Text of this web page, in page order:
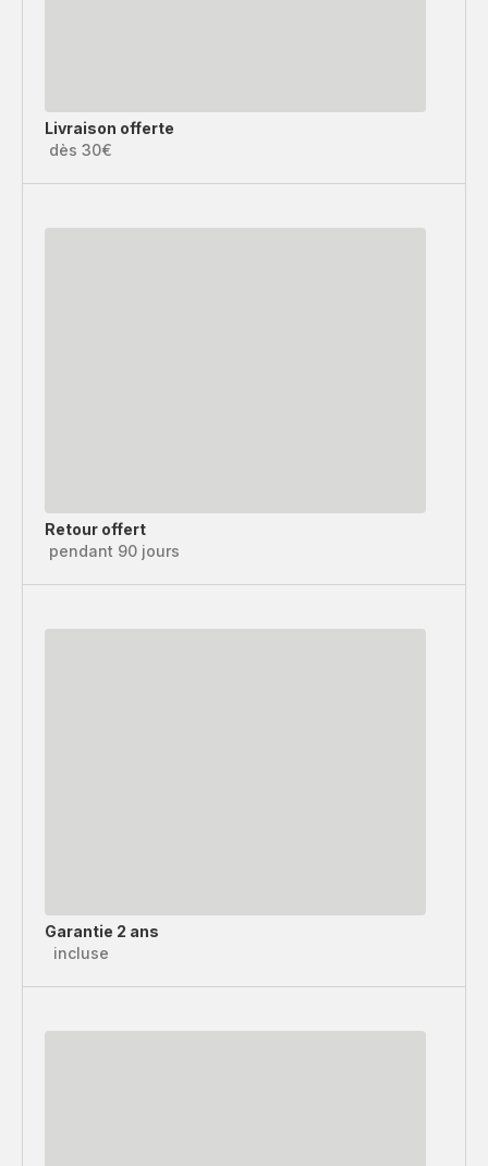
Livraison offerte
dès 30€
Retour offert
pendant 90 jours
Garantie 2 ans
incluse